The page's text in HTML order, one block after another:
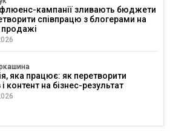
кампанії зливають бюджети
співпрацю з блогерами на
продажі
яка працює: як перетворити
контент на бізнес-результат